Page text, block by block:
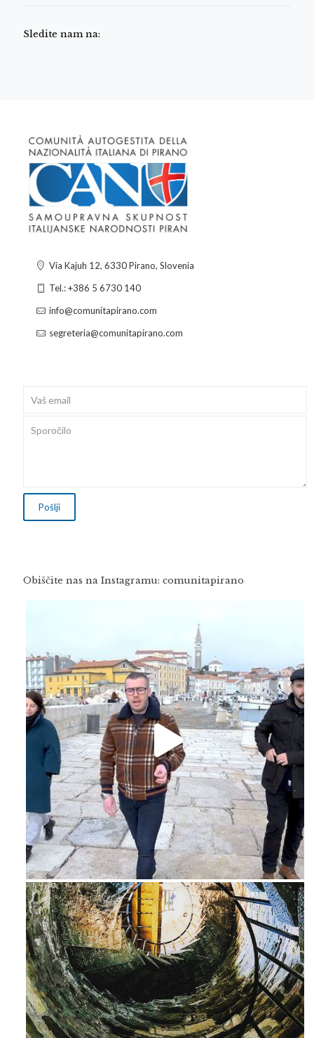
Sledite nam na:
Via Kajuh 12, 6330 Pirano, Slovenia
Tel.: +386 5 6730 140
info@comunitapirano.com
segreteria@comunitapirano.com
Obiščite nas na Instagramu: comunitapirano
Feb 16